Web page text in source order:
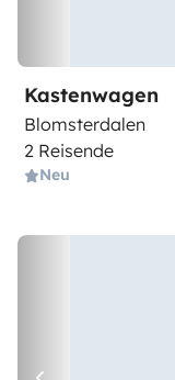
Kastenwagen
Blomsterdalen
2 Reisende
Neu